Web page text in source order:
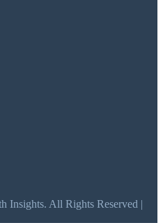
Insights. All Rights Reserved |